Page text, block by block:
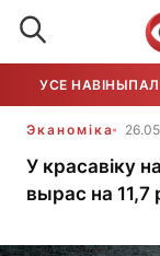
УСЕ НАВІНЫ
Эканоміка
У красавіку
вырас на 11,7